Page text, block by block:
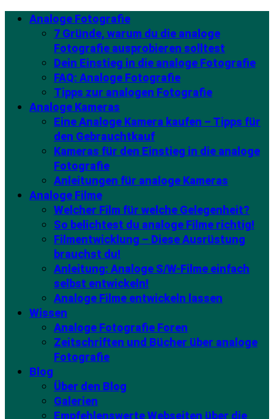
Analoge Fotografie
7 Gründe, warum du die analoge
Fotografie ausprobieren solltest
Dein Einstieg in die analoge Fotografie
FAQ: Analoge Fotografie
Tipps zur analogen Fotografie
Analoge Kameras
Eine Analoge Kamera kaufen – Tipps für
den Gebrauchtkauf
Kameras für den Einstieg in die analoge
Fotografie
Anleitungen für analoge Kameras
Analoge Filme
Welcher Film für welche Gelegenheit?
So belichtest du analoge Filme richtig!
Filmentwicklung – Diese Ausrüstung
brauchst du!
Anleitung: Analoge S/W-Filme einfach
selbst entwickeln!
Analoge Filme entwickeln lassen
Wissen
Analoge Fotografie Foren
Zeitschriften und Bücher über analoge
Fotografie
Blog
Über den Blog
Galerien
Empfehlenswerte Webseiten über die